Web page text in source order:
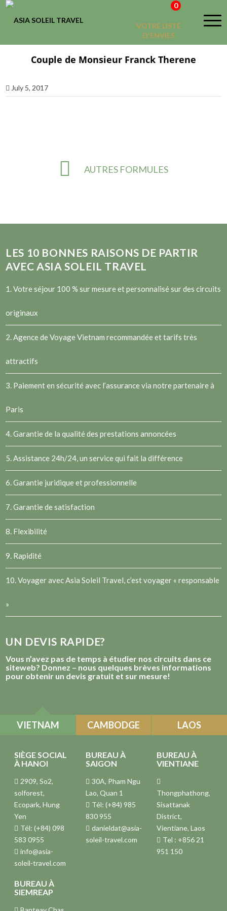
VOTRE LISTE
D'ENVIES
0
Couple de Monsieur Franck Therene
July 5, 2017
AUTRES FORMULES
LES 10 BONNES RAISONS DE PARTIR
AVEC ASIA SOLEIL TRAVEL
1. Votre séjour 100 % sur mesure et personnalisé sur des circuits
originaux
2.Agence de Voyage Vietnam recommandée et tarifs très
attractifs
3. Paiement en sécurité avec l’assurance via notre partenaire à
Paris
4. Garantie de la qualité des prestations annoncées
5. Assistance 24h/24, un service qui fait la différence
6. Garantie juridique et professionnelle
7. Garantie de satisfaction
8. Flexibilité
9. Rapidité
10. Voyager avec Asia Soleil Travel, c’est voyager « responsable
»
UN DEVIS RAPIDE?
Vous n’avez pas de temps à étudier nos circuits dans ce
siteweb? Donnez – nous quelques brèves informations
pour obtenir un devis gratuit et sur mesure!
VIETNAM CAMBODGE LAOS
SIÈGE SOCIAL
À HANOI
2909, So2,
solforest,
Ecopark, Hung
Yen
Tél: (+84) 098
583 0955
info@asia-
soleil-travel.com
BUREAU À
SAIGON
30A, Pham Ngu
Lao, Quan 1
Tél: (+84) 985
830 955
danieldat@asia-
soleil-travel.com
BUREAU À
VIENTIANE
Thongphathong,
Sisattanak
District,
Vientiane, Laos
Tel : +856 21
951 150
BUREAU À
SIEMREAP